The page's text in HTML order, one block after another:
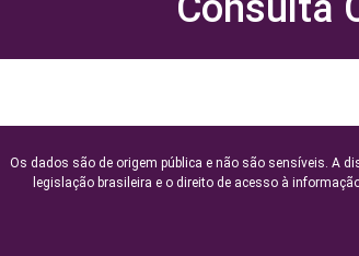
Os dados são de origem pública e não são sensíveis. A
legislação brasileira e o direito de acesso à